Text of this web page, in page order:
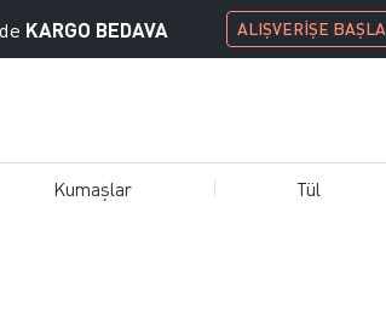
KARGO BEDAVA ALIŞVERİŞE BAŞLA
Kumaşlar Tül